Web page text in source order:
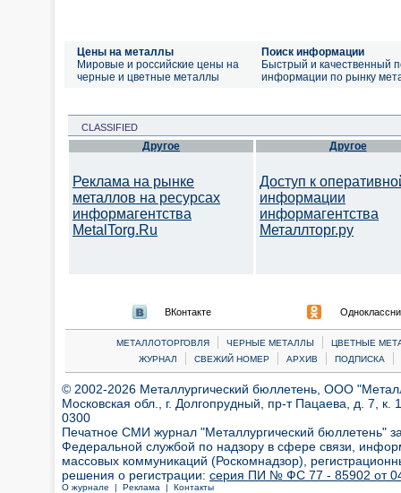
Цены на металлы
Мировые и российские цены на
черные и цветные металлы
Поиск информации
Быстрый и качественный
информации по рынку
CLASSIFIED
Другое
Реклама на рынке
металлов на ресурсах
информагентства
MetalTorg.Ru
Другое
Доступ к
информации
информагентства
Металлторг.ру
ВКонтакте
МЕТАЛЛОТОРГОВЛЯ | ЧЕРНЫЕ МЕТАЛЛЫ |
ЦВЕТНЫЕ
ЖУРНАЛ
| СВЕЖИЙ НОМЕР | АРХИВ | ПОДПИСКА |
© 2002-2026 Металлургический бюллетень, ООО
Московская обл., г. Долгопрудный, пр-т Пацаева, д. 7,
0300
Печатное СМИ журнал "Металлургический бюллетень"
Федеральной службой по надзору в сфере связи,
массовых коммуникаций (Роскомнадзор),
решения о регистрации: серия ПИ № ФС 77 - 85902 от 04
О журнале | Реклама | Контакты